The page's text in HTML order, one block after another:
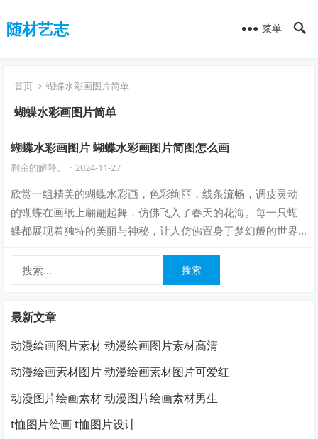
随材艺志 菜单
首页 蝴蝶水彩画图片简单
蝴蝶水彩画图片简单
蝴蝶水彩画图片 蝴蝶水彩画图片简图怎么画
剩余的解释。 · 2024-11-27
欣赏一组精美的蝴蝶水彩画，色彩绚丽，线条流畅，调皮灵动
的蝴蝶在画纸上翩翩起舞，仿佛飞入了春天的花海。每一只蝴
蝶都展现着独特的美丽与神秘，让人仿佛置身于梦幻般的世界
最新文章
动漫绘画图片素材 动漫绘画图片素材高清
动漫绘画素材图片 动漫绘画素材图片可爱红
动漫图片绘画素材 动漫图片绘画素材男生
t恤图片绘画 t恤图片设计